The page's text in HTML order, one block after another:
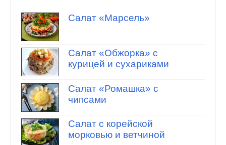
Салат «Марсель»
Салат «Обжорка» с
курицей и сухариками
Салат «Ромашка» с
чипсами
Салат с корейской
морковью и ветчиной